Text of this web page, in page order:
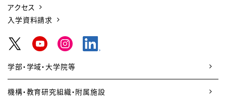
アクセス
入学資料請求
学部・学域・大学院等
機構・教育研究組織・附属施設